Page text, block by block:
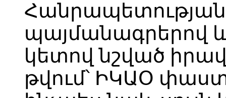
Հանրապետության
պայմանագրերով և
կետով նշված
թվում՝ ԻԿԱՕ